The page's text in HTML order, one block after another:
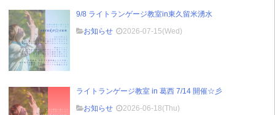
9/8 ライトランゲージ教室in東久留米湧水
お知らせ
2026-07-15(Wed)
ライトランゲージ教室 in 葛西 7/14 開催☆彡
お知らせ
2026-06-18(Thu)